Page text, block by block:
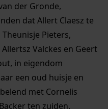
der Gronde,
dat Allert Claesz te
Pieters,
Valckes en Geert
in eigendom
een oud huisje en
met Cornelis
ten zuiden.